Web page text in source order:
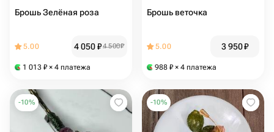
Брошь Зелёная роза
5.00 4 050₽4 500₽
1 013 ₽ × 4 платежа
Брошь веточка
5.00 3 950₽
988 ₽ × 4 платежа
-10% -10%